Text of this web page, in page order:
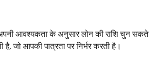
आवश्यकता के अनुसार लोन की राशि चुन सकते
आपकी पात्रता पर निर्भर करती है।